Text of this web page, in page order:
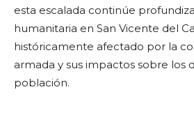
esta escalada continúe
humanitaria en San Vicente del
históricamente afectado por la
armada y sus impactos sobre los
población.